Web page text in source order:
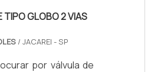
TIPO GLOBO 2 VIAS
/ JACAREI - SP
por válvula de